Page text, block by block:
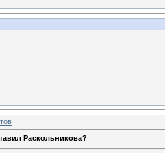
Раскольникова?